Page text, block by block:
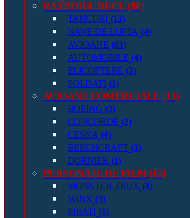
RAZBOIUL RECE (88)
TANCURI (13)
NAVE DE LUPTA (4)
AVIOANE (63)
AUTOMOBILE (4)
ELICOPTERE (3)
SOLDATI (1)
AVIOANE COMERCIALE (13)
BOEING (3)
CONCORDE (2)
CESNA (4)
BEECHCRAFT (3)
DORNIER (1)
PERSONAJE DE FILM (13)
MONSTER TRUX (4)
WINX (3)
PIRATI (1)